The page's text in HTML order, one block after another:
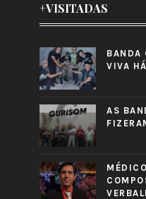
+VISITADAS
BANDA
VIVA
AS